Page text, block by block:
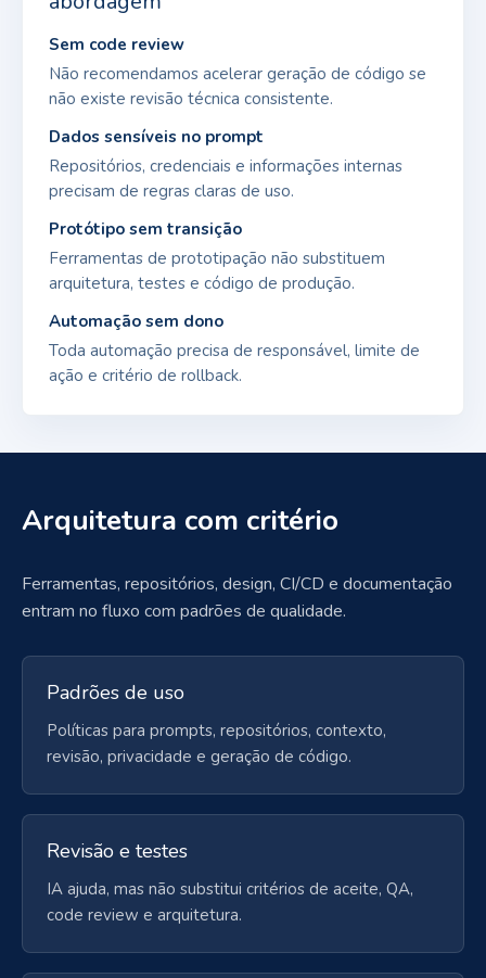
Sem code review
Não recomendamos acelerar geração de código se
não existe revisão técnica consistente.
Dados sensíveis no prompt
Repositórios, credenciais e informações internas
precisam de regras claras de uso.
Protótipo sem transição
Ferramentas de prototipação não substituem
arquitetura, testes e código de produção.
Automação sem dono
Toda automação precisa de responsável, limite de
ação e critério de rollback.
Arquitetura com critério
Ferramentas, repositórios, design, CI/CD e documentação
entram no fluxo com padrões de qualidade.
Padrões de uso
Políticas para prompts, repositórios, contexto,
revisão, privacidade e geração de código.
Revisão e testes
IA ajuda, mas não substitui critérios de aceite, QA,
code review e arquitetura.